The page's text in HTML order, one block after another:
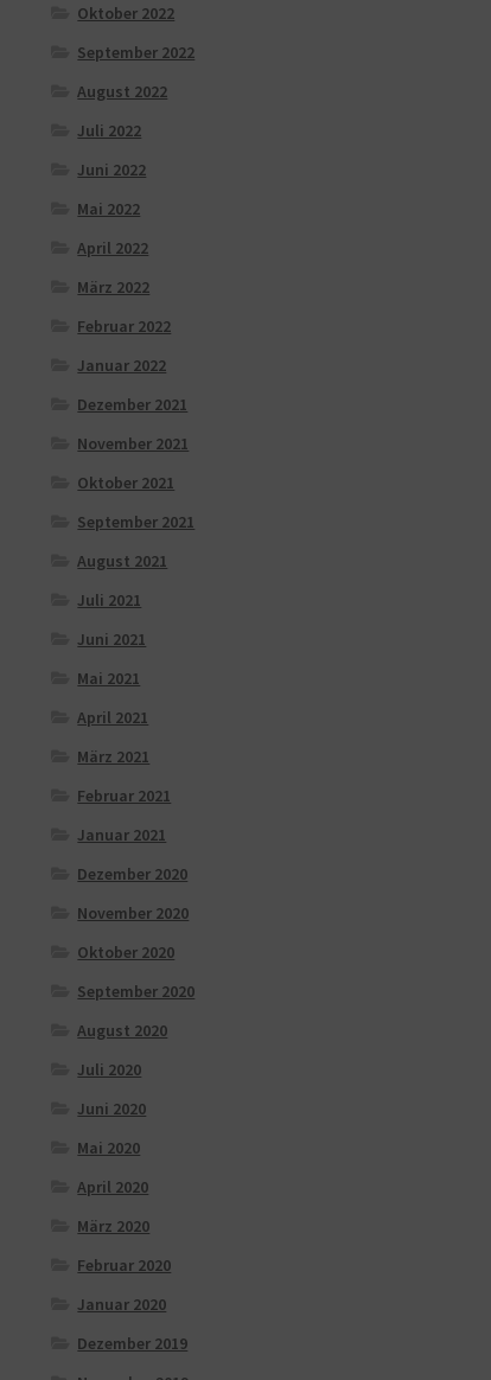
Oktober 2022
September 2022
August 2022
Juli 2022
Juni 2022
Mai 2022
April 2022
März 2022
Februar 2022
Januar 2022
Dezember 2021
November 2021
Oktober 2021
September 2021
August 2021
Juli 2021
Juni 2021
Mai 2021
April 2021
März 2021
Februar 2021
Januar 2021
Dezember 2020
November 2020
Oktober 2020
September 2020
August 2020
Juli 2020
Juni 2020
Mai 2020
April 2020
März 2020
Februar 2020
Januar 2020
Dezember 2019